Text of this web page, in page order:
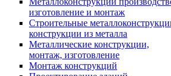
изготовление и монтаж
Строительные
конструкции из металла
Металлические конструкции,
монтаж, изготовление
Монтаж конструкций